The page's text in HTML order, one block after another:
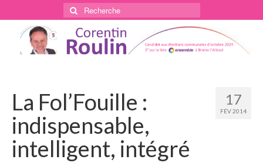
Rechercher
:
17
FÉV 2014
La Fol’Fouille :
indispensable,
intelligent, intégré